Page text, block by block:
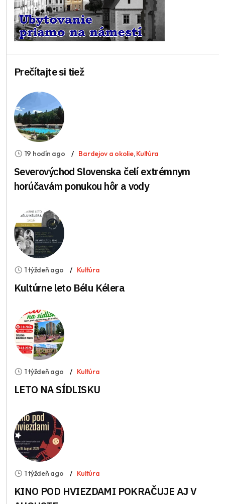
Prečítajte si tiež
19 hodín ago Bardejov a okolie,Kultúra
Severovýchod Slovenska čelí extrémnym
horúčavám ponukou hôr a vody
1 týždeň ago Kultúra
Kultúrne leto Bélu Kélera
1 týždeň ago Kultúra
LETO NA SÍDLISKU
1 týždeň ago Kultúra
KINO POD HVIEZDAMI POKRAČUJE AJ V